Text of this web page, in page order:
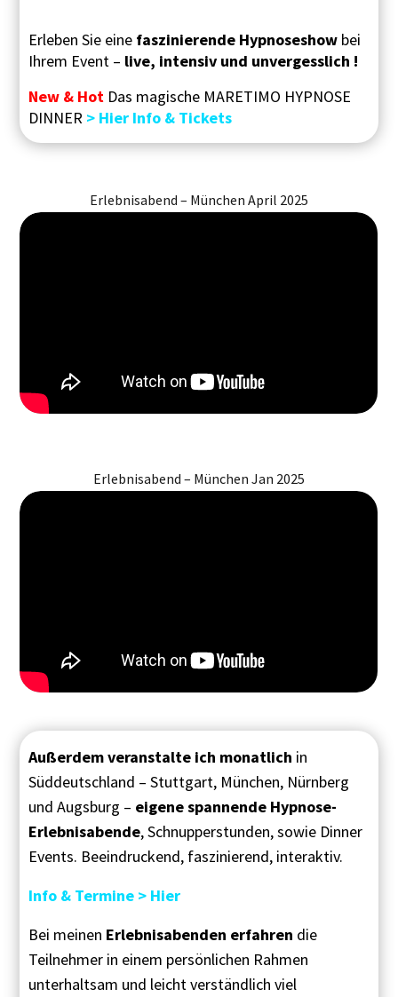
Erleben Sie eine faszinierende Hypnoseshow bei
Ihrem Event – live, intensiv und unvergesslich !
New & Hot Das magische MARETIMO HYPNOSE
DINNER > Hier Info & Tickets
Erlebnisabend – München April 2025
Erlebnisabend – München Jan 2025
Außerdem veranstalte ich monatlich in
Süddeutschland – Stuttgart, München, Nürnberg
und Augsburg – eigene spannende Hypnose-
Erlebnisabende, Schnupperstunden, sowie Dinner
Events. Beeindruckend, faszinierend, interaktiv.
Info & Termine > Hier
Bei meinen Erlebnisabenden erfahren die
Teilnehmer in einem persönlichen Rahmen
unterhaltsam und leicht verständlich viel